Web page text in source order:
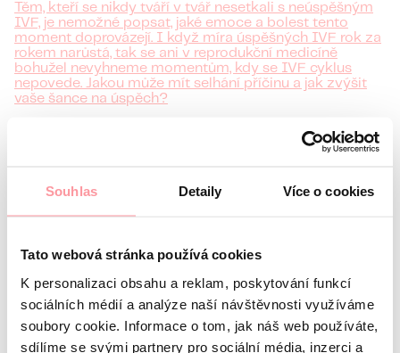
Souhlas Detaily Více o cookies
Tato webová stránka používá cookies
K personalizaci obsahu a reklam, poskytování funkcí
sociálních médií a analýze naší návštěvnosti využíváme
soubory cookie. Informace o tom, jak náš web používáte,
sdílíme se svými partnery pro sociální média, inzerci a
Těm, kteří se nikdy tváří v tvář nesetkali s neúspěšným
IVF, je nemožné popsat, jaké emoce a bolest tento
moment doprovázejí. I když míra úspěšných IVF rok za
rokem narůstá, tak se ani v reprodukční medicíně
bohužel nevyhneme momentům, kdy se IVF cyklus
nepovede. Jakou může mít selhání příčinu a jak zvýšit
vaše šance na úspěch?